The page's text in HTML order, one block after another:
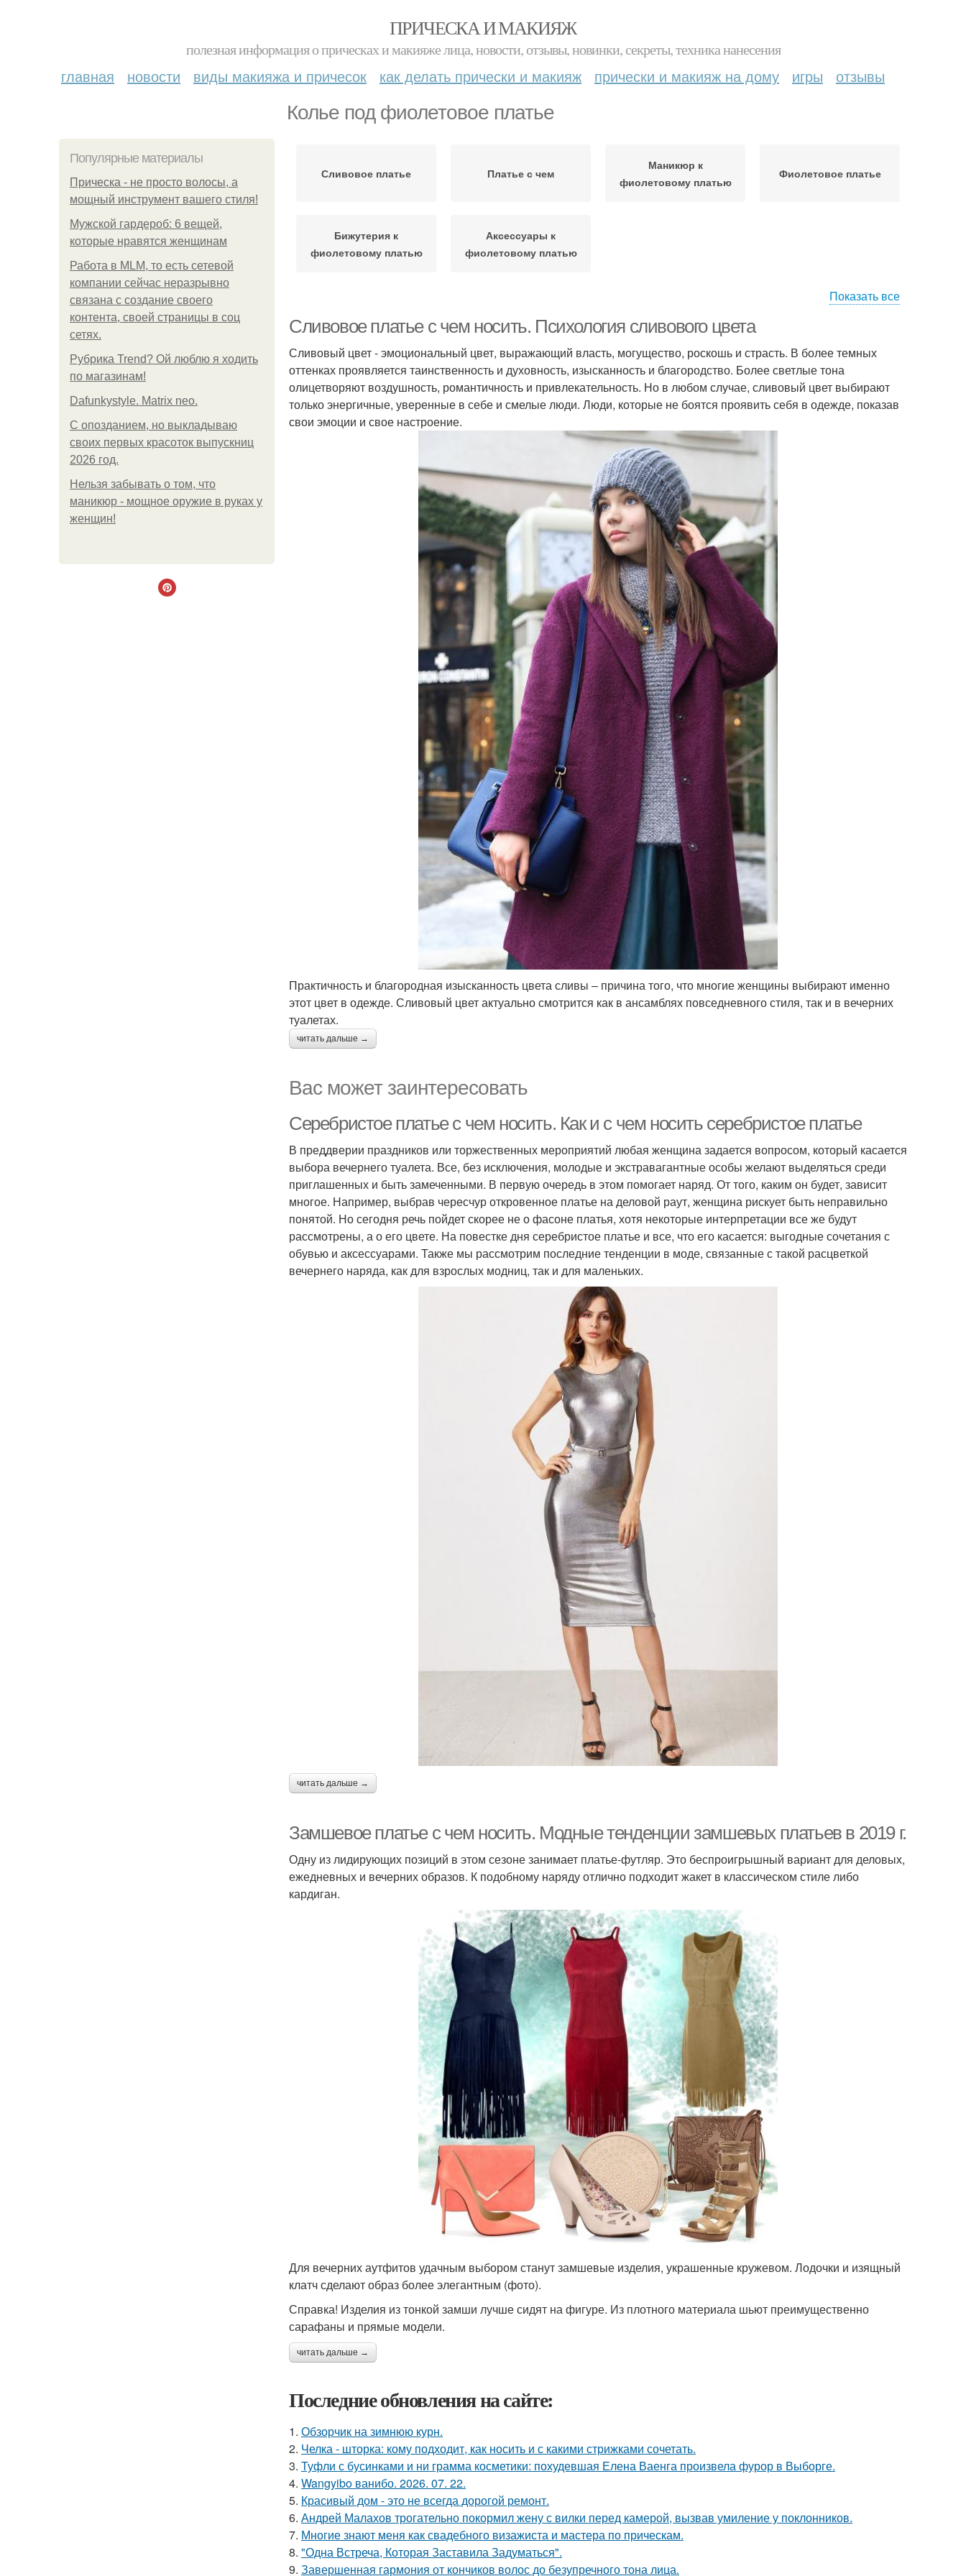
ПРИЧЕСКА И МАКИЯЖ
полезная информация о прическах и макияже лица, новости, отзывы, новинки, секреты, техника нанесения
главная новости виды макияжа и причесок как делать прически и макияж прически и макияж на дому игры отзывы
Колье под фиолетовое платье
Популярные материалы
Прическа - не просто волосы, а
мощный инструмент вашего стиля!
Мужской гардероб: 6 вещей,
которые нравятся женщинам
Работа в MLM, то есть сетевой
компании сейчас неразрывно
связана с создание своего
контента, своей страницы в соц
сетях.
Рубрика Trend? Ой люблю я ходить
по магазинам!
Dafunkystyle. Matrix neo.
С опозданием, но выкладываю
своих первых красоток выпускниц
2026 год.
Нельзя забывать о том, что
маникюр - мощное оружие в руках у
женщин!
Сливовое платье Платье с чем
Маникюр к
фиолетовому платью
Фиолетовое платье
Бижутерия к
фиолетовому платью
Аксессуары к
фиолетовому платью
Показать все
Сливовое платье с чем носить. Психология сливового цвета
Сливовый цвет - эмоциональный цвет, выражающий власть, могущество, роскошь и страсть. В более темных
оттенках проявляется таинственность и духовность, изысканность и благородство. Более светлые тона
олицетворяют воздушность, романтичность и привлекательность. Но в любом случае, сливовый цвет выбирают
только энергичные, уверенные в себе и смелые люди. Люди, которые не боятся проявить себя в одежде, показав
свои эмоции и свое настроение.
Практичность и благородная изысканность цвета сливы – причина того, что многие женщины выбирают именно
этот цвет в одежде. Сливовый цвет актуально смотрится как в ансамблях повседневного стиля, так и в вечерних
туалетах.
читать дальше →
Вас может заинтересовать
Серебристое платье с чем носить. Как и с чем носить серебристое платье
В преддверии праздников или торжественных мероприятий любая женщина задается вопросом, который касается
выбора вечернего туалета. Все, без исключения, молодые и экстравагантные особы желают выделяться среди
приглашенных и быть замеченными. В первую очередь в этом помогает наряд. От того, каким он будет, зависит
многое. Например, выбрав чересчур откровенное платье на деловой раут, женщина рискует быть неправильно
понятой. Но сегодня речь пойдет скорее не о фасоне платья, хотя некоторые интерпретации все же будут
рассмотрены, а о его цвете. На повестке дня серебристое платье и все, что его касается: выгодные сочетания с
обувью и аксессуарами. Также мы рассмотрим последние тенденции в моде, связанные с такой расцветкой
вечернего наряда, как для взрослых модниц, так и для маленьких.
читать дальше →
Замшевое платье с чем носить. Модные тенденции замшевых платьев в 2019 г.
Одну из лидирующих позиций в этом сезоне занимает платье-футляр. Это беспроигрышный вариант для деловых,
ежедневных и вечерних образов. К подобному наряду отлично подходит жакет в классическом стиле либо
кардиган.
Для вечерних аутфитов удачным выбором станут замшевые изделия, украшенные кружевом. Лодочки и изящный
клатч сделают образ более элегантным (фото).
Справка! Изделия из тонкой замши лучше сидят на фигуре. Из плотного материала шьют преимущественно
сарафаны и прямые модели.
читать дальше →
Последние обновления на сайте:
1. Обзорчик на зимнюю курн.
2. Челка - шторка: кому подходит, как носить и с какими стрижками сочетать.
3. Туфли с бусинками и ни грамма косметики: похудевшая Елена Ваенга произвела фурор в Выборге.
4. Wangyibo ванибо. 2026. 07. 22.
5. Красивый дом - это не всегда дорогой ремонт.
6. Андрей Малахов трогательно покормил жену с вилки перед камерой, вызвав умиление у поклонников.
7. Многие знают меня как свадебного визажиста и мастера по прическам.
8. "Одна Встреча, Которая Заставила Задуматься".
9. Завершенная гармония от кончиков волос до безупречного тона лица.